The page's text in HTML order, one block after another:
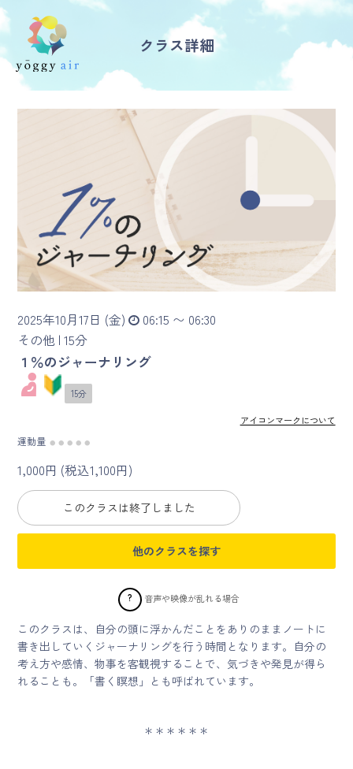
受講の流れ
インストラクター一覧
FAQ / お問い合わせ
yoggy store
yoggy magazine
yoggy mommy
マイページ
会員規約について
クラス参加にあたっての同意書
特定商取引にかかわる表示
プライバシーポリシー
クラス詳細
2025年10月17日 (金)
06:15 〜 06:30
その他 | 15分
１％のジャーナリング
15分
アイコンマークについて
運動量 ● ● ● ● ●
1,000円 (税込1,100円)
このクラスは終了しました
他のクラスを探す
? 音声や映像が乱れる場合
このクラスは、自分の頭に浮かんだことをありのままノートに
書き出していくジャーナリングを行う時間となります。自分の
考え方や感情、物事を客観視することで、気づきや発見が得ら
れることも。「書く瞑想」とも呼ばれています。
＊＊＊＊＊＊